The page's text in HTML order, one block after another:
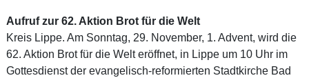
Aufruf zur 62. Aktion Brot für die Welt
Kreis Lippe. Am Sonntag, 29. November, 1. Advent, wird die
62. Aktion Brot für die Welt eröffnet, in Lippe um 10 Uhr im
Gottesdienst der evangelisch-reformierten Stadtkirche Bad